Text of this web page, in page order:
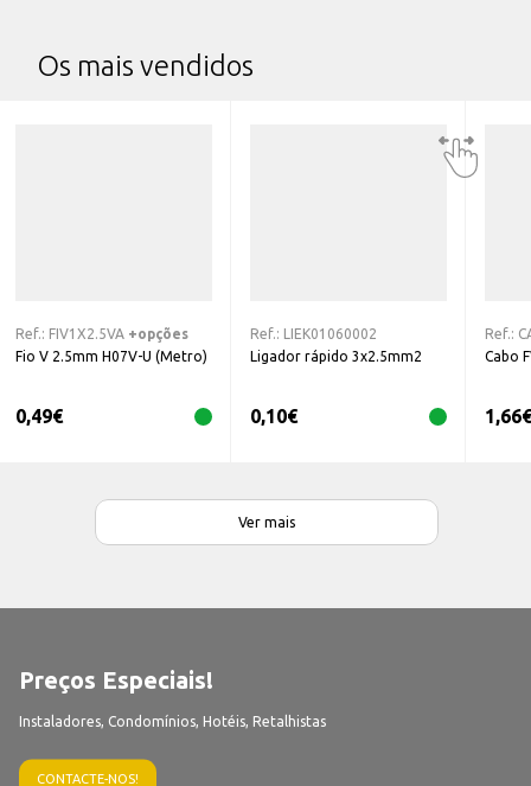
Os mais vendidos
Ref.: FIV1X2.5VA +opções
Fio V 2.5mm H07V-U (Metro)
0,49€
Ref.:
LIEK01060002
Ligador rápido 3x2.5mm2
0,10€
Ref.:
Cabo
1,66€
Ver mais
Preços Especiais!
Instaladores, Condomínios, Hotéis, Retalhistas
CONTACTE-NOS!